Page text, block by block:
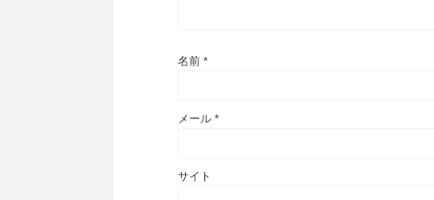
名前 *
メール *
サイト